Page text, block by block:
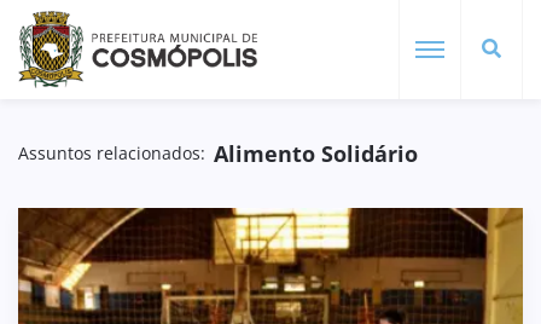
Assuntos relacionados: Alimento Solidário